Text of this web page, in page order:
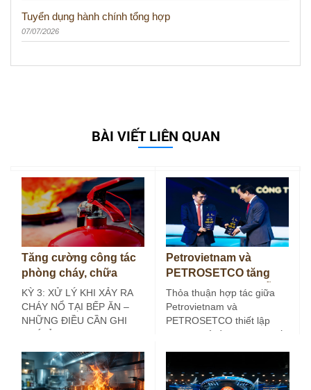
Tuyển dụng hành chính tổng hợp
07/07/2026
BÀI VIẾT LIÊN QUAN
Tăng cường công tác
phòng cháy, chữa
cháy tại bếp ăn công
nghiệp (Kỳ 3)
KỲ 3: XỬ LÝ KHI XẢY RA
CHÁY NỔ TẠI BẾP ĂN –
NHỮNG ĐIỀU CẦN GHI
Petrovietnam và
PETROSETCO tăng
cường liên kết chuỗi
dịch vụ năng lượng
Thỏa thuận hợp tác giữa
Petrovietnam và
PETROSETCO thiết lập
khuôn khổ đồng hành chiến